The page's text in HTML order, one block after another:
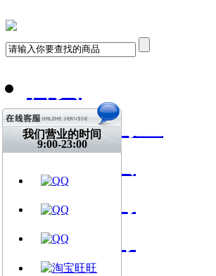
飞琴行淘宝
天猫购买
找到我们
关注微博
我们营业的时间
9:00-23:00